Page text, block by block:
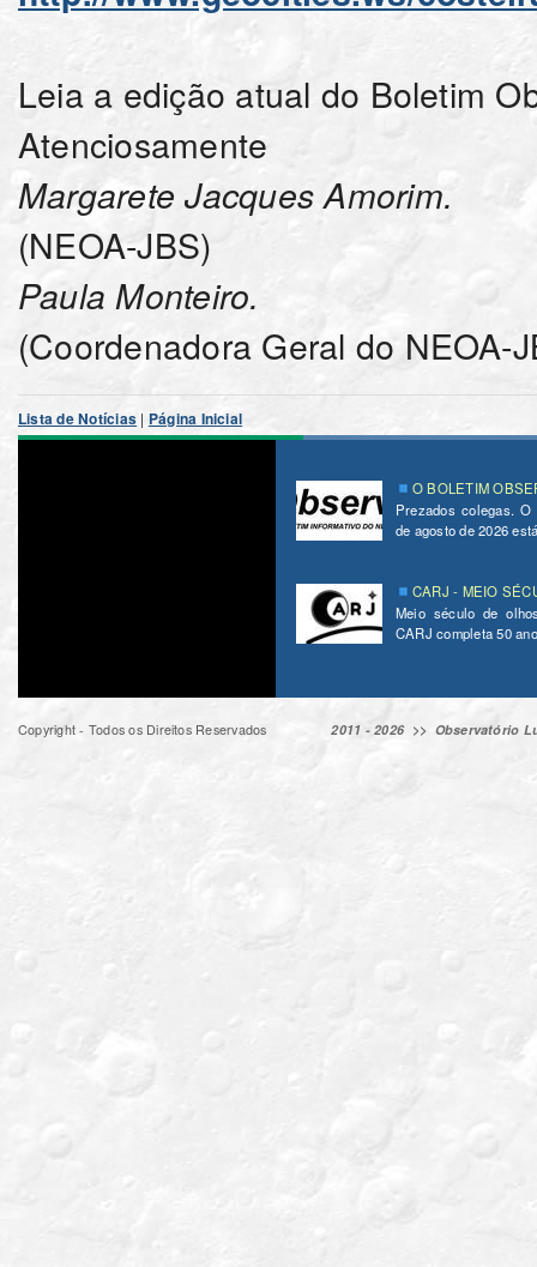
Leia a edição atual do Boletim
Atenciosamente
Margarete Jacques Amorim.
(NEOA-JBS)
Paula Monteiro.
(Coordenadora Geral do NEOA-
Lista de Notícias | Página Inicial
O BOLETIM
Prezados colegas.
de agosto de 2026
CARJ - MEIO
Meio século de
CARJ completa 50
Copyright - Todos os Direitos Reservados 2011 - 2026 >> Observatório